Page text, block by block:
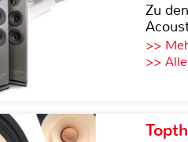
Zu
>>
>>